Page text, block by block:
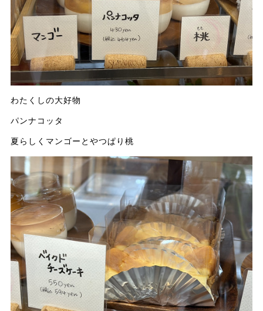
わたくしの大好物
パンナコッタ
夏らしくマンゴーとやつぱり桃